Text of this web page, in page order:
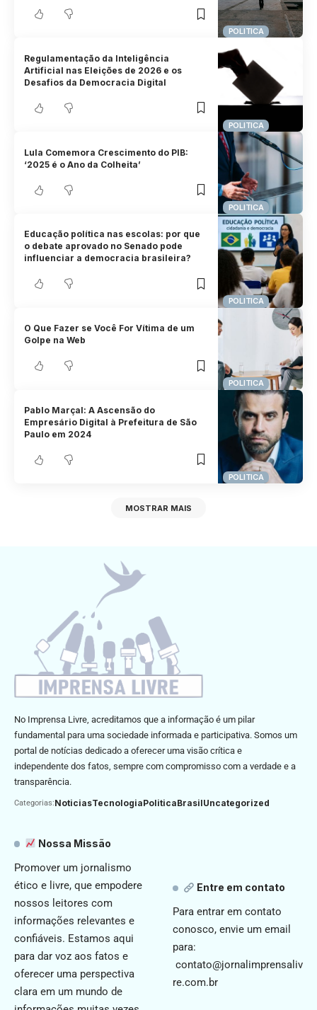
POLITICA
POLITICA
Regulamentação da Inteligência
Artificial nas Eleições de 2026 e os
Desafios da Democracia Digital
POLITICA
Lula Comemora Crescimento do PIB:
‘2025 é o Ano da Colheita’
POLITICA
Educação política nas escolas: por que
o debate aprovado no Senado pode
influenciar a democracia brasileira?
POLITICA
O Que Fazer se Você For Vítima de um
Golpe na Web
POLITICA
Pablo Marçal: A Ascensão do
Empresário Digital à Prefeitura de São
Paulo em 2024
MOSTRAR MAIS
No Imprensa Livre, acreditamos que a informação é um pilar
fundamental para uma sociedade informada e participativa. Somos um
portal de notícias dedicado a oferecer uma visão crítica e
independente dos fatos, sempre com compromisso com a verdade e a
transparência.
Categorias:NoticiasTecnologiaPoliticaBrasilUncategorized
Nossa Missão
Promover um jornalismo
ético e livre, que empodere
nossos leitores com
informações relevantes e
confiáveis. Estamos aqui
para dar voz aos fatos e
oferecer uma perspectiva
clara em um mundo de
Entre em contato
Para entrar em contato
conosco, envie um email
para:
contato@jornalimprensaliv
re.com.br